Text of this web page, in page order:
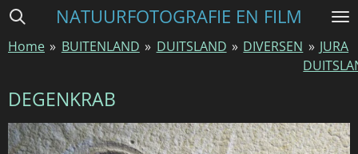
Ga
naar
hoofdinhoud
NATUURFOTOGRAFIE EN FILM
Home » BUITENLAND » DUITSLAND » DIVERSEN » JURA
DEGENKRAB